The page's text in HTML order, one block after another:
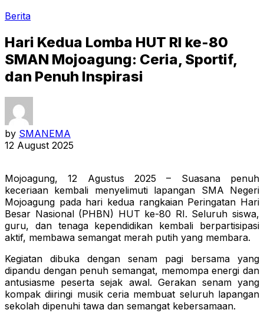
Berita
Hari Kedua Lomba HUT RI ke-80
SMAN Mojoagung: Ceria, Sportif,
dan Penuh Inspirasi
by SMANEMA
12 August 2025
Mojoagung, 12 Agustus 2025 – Suasana penuh
keceriaan kembali menyelimuti lapangan SMA Negeri
Mojoagung pada hari kedua rangkaian Peringatan Hari
Besar Nasional (PHBN) HUT ke-80 RI. Seluruh siswa,
guru, dan tenaga kependidikan kembali berpartisipasi
aktif, membawa semangat merah putih yang membara.
Kegiatan dibuka dengan senam pagi bersama yang
dipandu dengan penuh semangat, memompa energi dan
antusiasme peserta sejak awal. Gerakan senam yang
kompak diiringi musik ceria membuat seluruh lapangan
sekolah dipenuhi tawa dan semangat kebersamaan.